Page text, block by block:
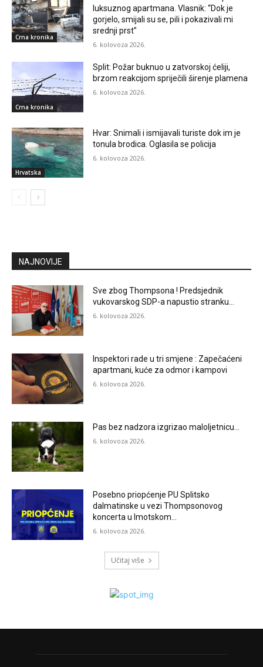
Crna kronika
luksuznog apartmana. Vlasnik: “Dok je
gorjelo, smijali su se, pili i pokazivali mi
srednji prst”
6. kolovoza 2026.
Crna kronika
Split: Požar buknuo u zatvorskoj ćeliji,
brzom reakcijom spriječili širenje plamena
6. kolovoza 2026.
Hrvatska
Hvar: Snimali i ismijavali turiste dok im je
tonula brodica. Oglasila se policija
6. kolovoza 2026.
NAJNOVIJE
Sve zbog Thompsona ! Predsjednik
vukovarskog SDP-a napustio stranku…
6. kolovoza 2026.
Inspektori rade u tri smjene : Zapečaćeni
apartmani, kuće za odmor i kampovi
6. kolovoza 2026.
Pas bez nadzora izgrizao maloljetnicu…
6. kolovoza 2026.
Posebno priopćenje PU Splitsko
dalmatinske u vezi Thompsonovog
koncerta u Imotskom…
6. kolovoza 2026.
Učitaj više